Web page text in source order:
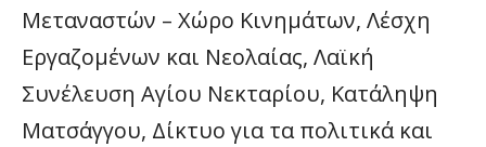
Μεταναστών – Χώρο Κινημάτων, Λέσχη
Εργαζομένων και Νεολαίας, Λαϊκή
Συνέλευση Αγίου Νεκταρίου, Κατάληψη
Ματσάγγου, Δίκτυο για τα πολιτικά και